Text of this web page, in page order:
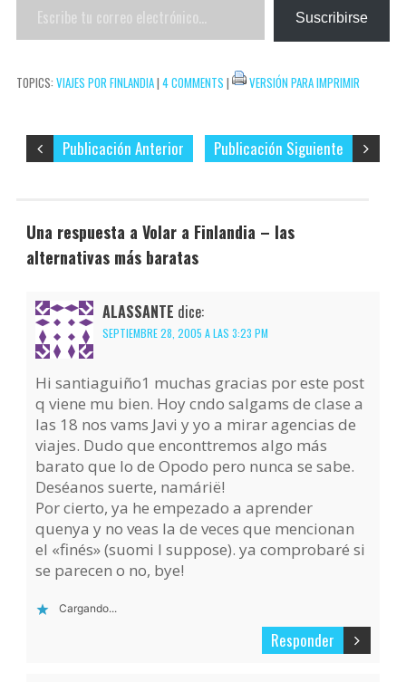
s
t
Escribe
tu
electrónico…
Suscribirse
TOPICS: VIAJES POR FINLANDIA| 4 COMMENTS | VERSIÓN PARA IMPRIMIR
Publicación Siguiente
Publicación Anterior
Una respuesta a Volar a Finlandia – las
alternativas más baratas
ALASSANTE dice:
SEPTIEMBRE 28, 2005 A LAS 3:23 PM
Hi santiaguiño1 muchas gracias por este post
q viene mu bien. Hoy cndo salgams de clase a
las 18 nos vams Javi y yo a mirar agencias de
viajes. Dudo que enconttremos algo más
barato que lo de Opodo pero nunca se sabe.
Deséanos suerte, namárië!
Por cierto, ya he empezado a aprender
quenya y no veas la de veces que mencionan
el «finés» (suomi I suppose). ya comprobaré si
se parecen o no, bye!
Cargando...
Responder